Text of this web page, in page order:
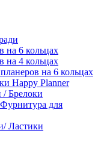
на 6 кольцах
на 4 кольцах
на 6 кольцах
Happy Planner
Брелоки
для
Ластики